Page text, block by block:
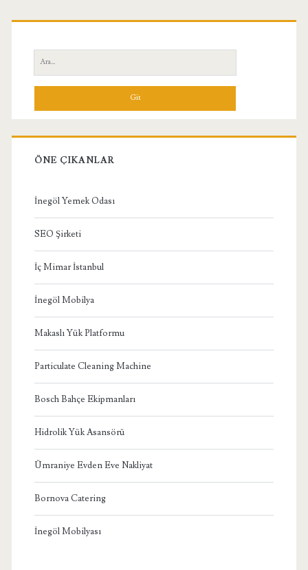
Birincil
Yan
Menü
Ara:
ÖNE ÇIKANLAR
İnegöl Yemek Odası
SEO Şirketi
İç Mimar İstanbul
İnegöl Mobilya
Makaslı Yük Platformu
Particulate Cleaning Machine
Bosch Bahçe Ekipmanları
Hidrolik Yük Asansörü
Ümraniye Evden Eve Nakliyat
Bornova Catering
İnegöl Mobilyası